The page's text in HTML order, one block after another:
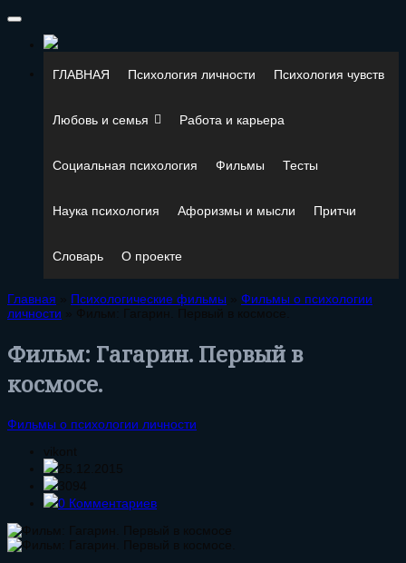
ГЛАВНАЯ Психология личности Психология чувств
Любовь и семья Работа и карьера
Социальная психология Фильмы Тесты
Наука психология Афоризмы и мысли Притчи
Словарь О проекте
Главная » Психологические фильмы » Фильмы о психологии
личности » Фильм: Гагарин. Первый в космосе.
Фильм: Гагарин. Первый в
космосе.
Фильмы о психологии личности
vikont
25.12.2015
3094
0 Комментариев